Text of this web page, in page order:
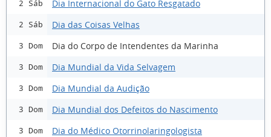
2 Sáb Dia Internacional do Gato Resgatado
2 Sáb Dia das Coisas Velhas
3 Dom Dia do Corpo de Intendentes da Marinha
3 Dom Dia Mundial da Vida Selvagem
3 Dom Dia Mundial da Audição
3 Dom Dia Mundial dos Defeitos do Nascimento
3 Dom Dia do Médico Otorrinolaringologista